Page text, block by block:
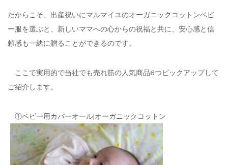
だからこそ、出産祝いにマルマイユのオーガニックコットンベビ
ー服を選ぶと、新しいママへの心からの祝福と共に、安心感と信
頼感も一緒に贈ることができるのです。
ここで実用的で当社でも売れ筋の人気商品6つピックアップして
ご紹介します。
①ベビー用カバーオール|オーガニックコットン